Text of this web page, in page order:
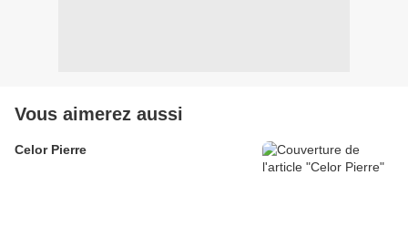
Vous aimerez aussi
Celor Pierre